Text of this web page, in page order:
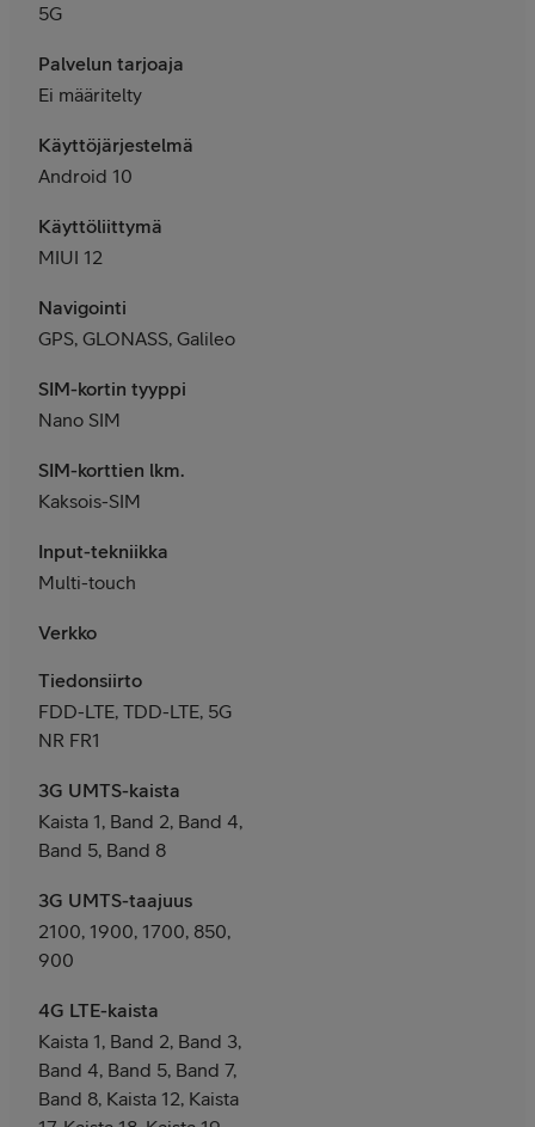
5G
Palvelun tarjoaja
Ei määritelty
Käyttöjärjestelmä
Android 10
Käyttöliittymä
MIUI 12
Navigointi
GPS, GLONASS, Galileo
SIM-kortin tyyppi
Nano SIM
SIM-korttien lkm.
Kaksois-SIM
Input-tekniikka
Multi-touch
Verkko
Tiedonsiirto
FDD-LTE, TDD-LTE, 5G
NR FR1
3G UMTS-kaista
Kaista 1, Band 2, Band 4,
Band 5, Band 8
3G UMTS-taajuus
2100, 1900, 1700, 850,
900
4G LTE-kaista
Kaista 1, Band 2, Band 3,
Band 4, Band 5, Band 7,
Band 8, Kaista 12, Kaista